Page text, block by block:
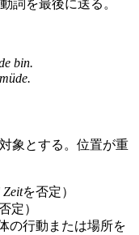
詞を最後に送る。
bin.
象とする。位置が重
Zeitを否定）
定）
の行動または場所を